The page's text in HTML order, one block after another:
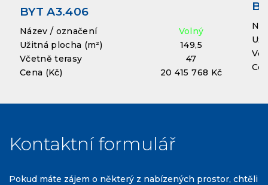
BYT A3.406
Název / označení
Volný
Užitná plocha (m²)
149,5
Včetně terasy
47
Cena (Kč)
20 415 768 Kč
Kontaktní formulář
Pokud máte zájem o některý z nabízených prostor, chtěli